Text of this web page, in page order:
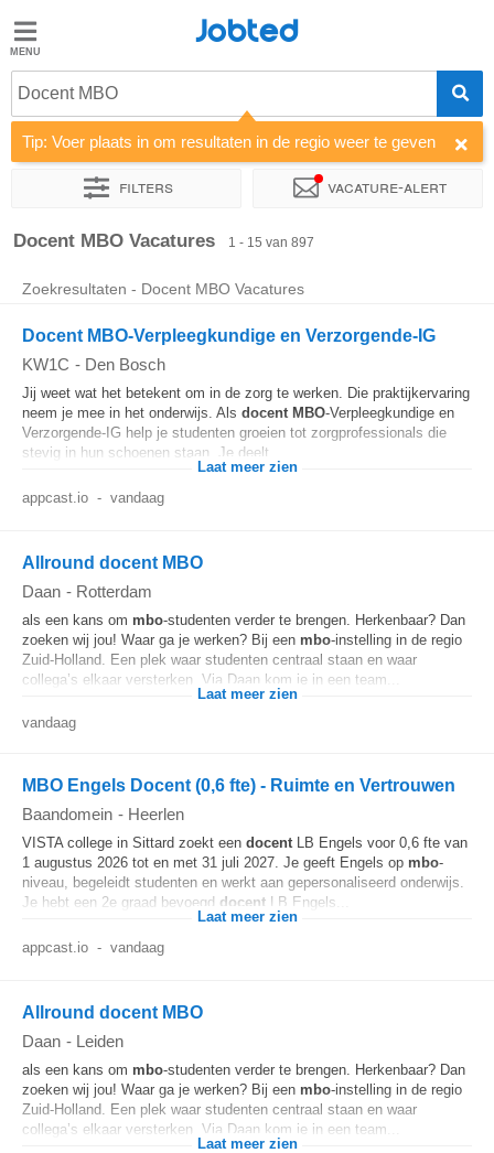
Jobted
Vacatures
Salarissen
Jobted
Docent MBO
Tip: Voer plaats in om resultaten in de regio weer te geven
Filters Vacature-alert
Sorteer op Bedrijf Uitzendbureau
Docent MBO Vacatures 1 - 15 van 897
Zoekresultaten - Docent MBO Vacatures
Docent MBO-Verpleegkundige en Verzorgende-IG
KW1C - Den Bosch
Jij weet wat het betekent om in de zorg te werken. Die praktijkervaring
neem je mee in het onderwijs. Als docent MBO-Verpleegkundige en
Verzorgende-IG help je studenten groeien tot zorgprofessionals die
stevig in hun schoenen staan. Je deelt...
Laat meer zien
appcast.io - vandaag
Allround docent MBO
Daan - Rotterdam
als een kans om mbo-studenten verder te brengen. Herkenbaar? Dan
zoeken wij jou! Waar ga je werken? Bij een mbo-instelling in de regio
Zuid-Holland. Een plek waar studenten centraal staan en waar
collega’s elkaar versterken. Via Daan kom je in een team...
Laat meer zien
vandaag
MBO Engels Docent (0,6 fte) - Ruimte en Vertrouwen
Baandomein - Heerlen
VISTA college in Sittard zoekt een docentLB Engels voor 0,6 fte van
1 augustus 2026 tot en met 31 juli 2027. Je geeft Engels op mbo-
niveau, begeleidt studenten en werkt aan gepersonaliseerd onderwijs.
Je hebt een 2e graad bevoegd docent LB Engels...
Laat meer zien
appcast.io - vandaag
Allround docent MBO
Daan - Leiden
als een kans om mbo-studenten verder te brengen. Herkenbaar? Dan
zoeken wij jou! Waar ga je werken? Bij een mbo-instelling in de regio
Zuid-Holland. Een plek waar studenten centraal staan en waar
collega’s elkaar versterken. Via Daan kom je in een team...
Laat meer zien